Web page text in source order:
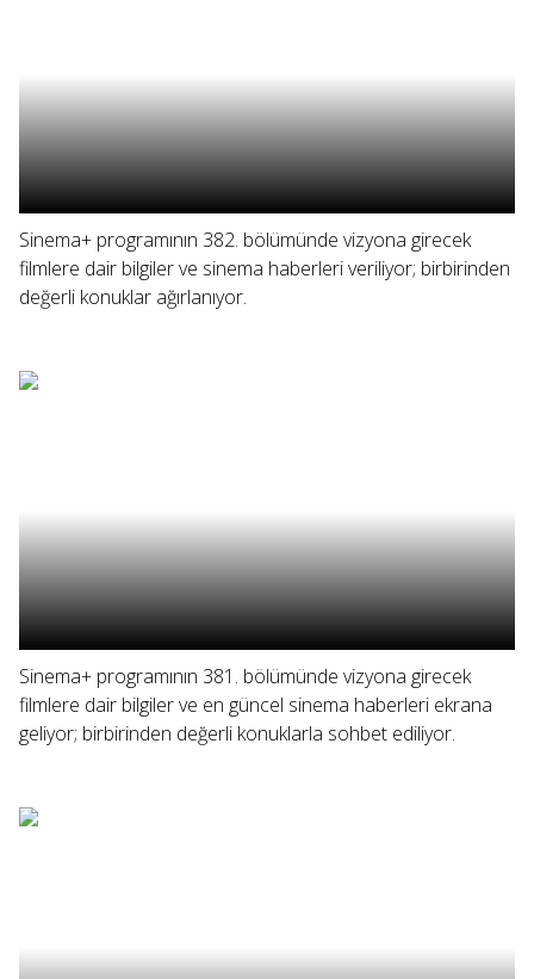
Sinema+ programının 382. bölümünde vizyona girecek
filmlere dair bilgiler ve sinema haberleri veriliyor; birbirinden
değerli konuklar ağırlanıyor.
Sinema+ programının 381. bölümünde vizyona girecek
filmlere dair bilgiler ve en güncel sinema haberleri ekrana
geliyor; birbirinden değerli konuklarla sohbet ediliyor.